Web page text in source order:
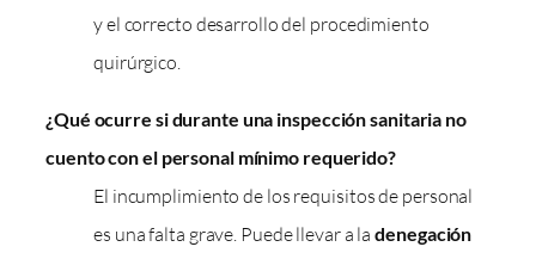
y el correcto desarrollo del procedimiento
quirúrgico.
¿Qué ocurre si durante una inspección sanitaria no
cuento con el personal mínimo requerido?
El incumplimiento de los requisitos de personal
es una falta grave. Puede llevar a ladenegación